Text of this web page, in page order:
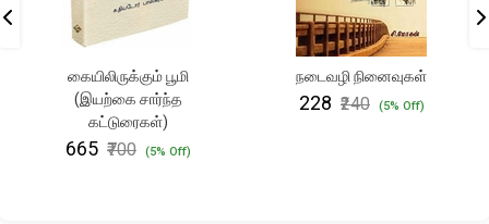
கையிலிருக்கும் பூமி
(இயற்கை சார்ந்த
கட்டுரைகள்)
₹665 ₹700 (5% Off)
நடைவழி நினைவுகள்
₹228 ₹240 (5% Off)